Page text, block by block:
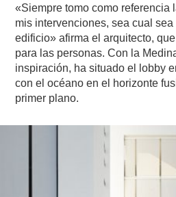
«Siempre tomo como referencia
mis intervenciones, sea cual sea
edificio» afirma el arquitecto,
para las personas. Con la
inspiración, ha situado el lobby
con el océano en el horizonte
primer plano.